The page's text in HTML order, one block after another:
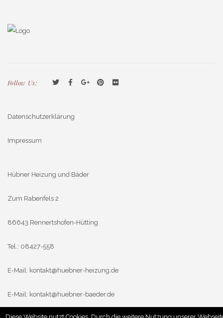
Follow Us:
Datenschutzerklärung
Impressum
Hübner Heizung und Bäder
Zum Rabenfels 2
86643 Rennertshofen-Hütting
Tel.: 08427-558
E-Mail: kontakt@huebner-heizung.de
E-Mail: kontakt@huebner-baeder.de